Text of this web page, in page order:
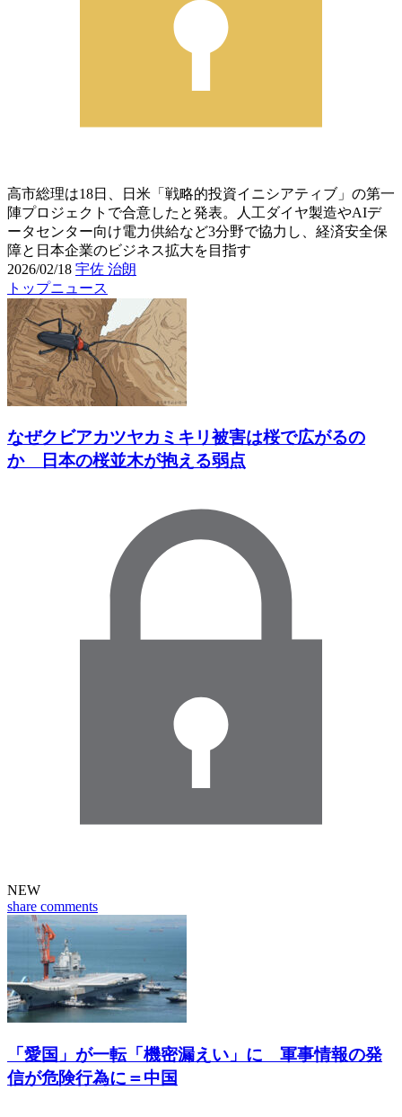
高市総理は18日、日米「戦略的投資イニシアティブ」の第一
陣プロジェクトで合意したと発表。人工ダイヤ製造やAIデ
ータセンター向け電力供給など3分野で協力し、経済安全保
障と日本企業のビジネス拡大を目指す
2026/02/18 宇佐 治朗
トップニュース
なぜクビアカツヤカミキリ被害は桜で広がるの
か 日本の桜並木が抱える弱点
NEW
share comments
「愛国」が一転「機密漏えい」に 軍事情報の発
信が危険行為に＝中国